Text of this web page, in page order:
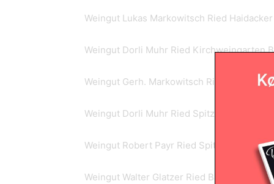
Weingut Lukas Markowitsch Ried
Weingut Dorli Muhr Ried Kirchweingarten
Weingut Gerh. Markowitsch Ried
Weingut Dorli Muhr Ried Spitzerberg-
Weingut Robert Payr Ried Spitzerberg-
Weingut Walter Glatzer Ried Bärnreiser